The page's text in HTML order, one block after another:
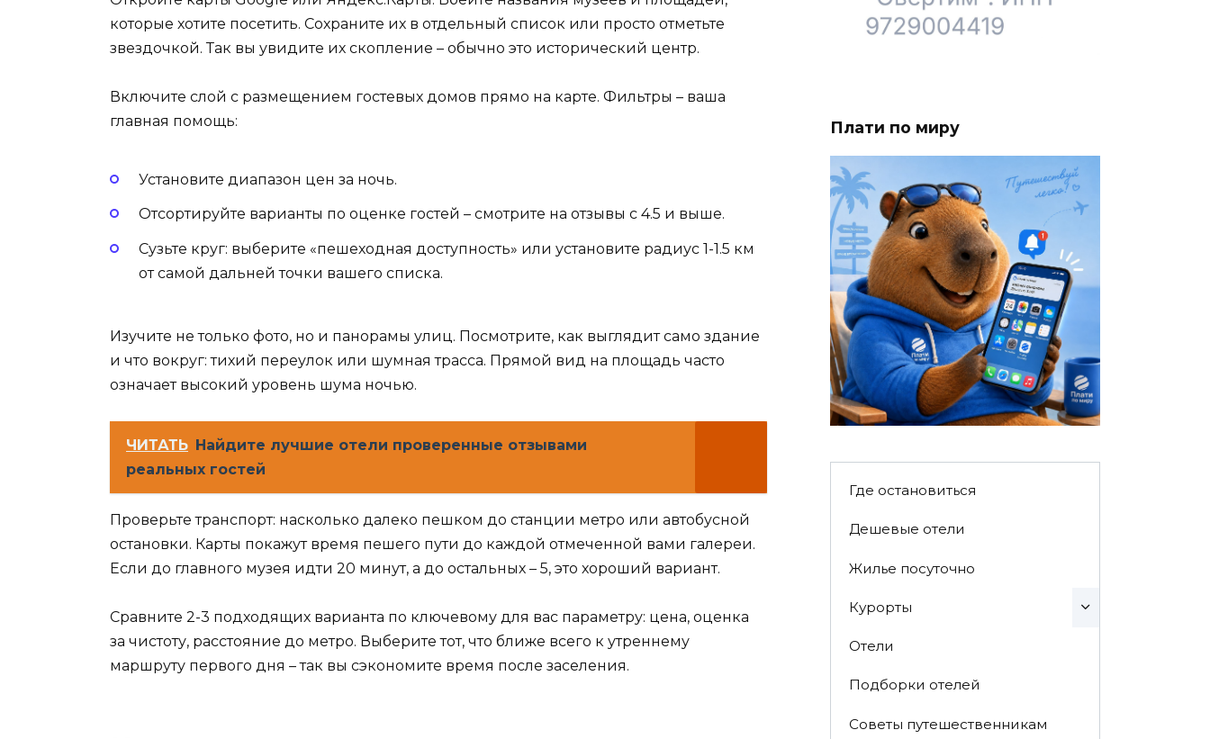
которые хотите посетить. Сохраните их в отдельный список или просто отметьте
звездочкой. Так вы увидите их скопление – обычно это исторический центр.
Включите слой с размещением гостевых домов прямо на карте. Фильтры – ваша
главная помощь:
Установите диапазон цен за ночь.
Отсортируйте варианты по оценке гостей – смотрите на отзывы с 4.5 и выше.
Сузьте круг: выберите «пешеходная доступность» или установите радиус 1-1.5 км
от самой дальней точки вашего списка.
Изучите не только фото, но и панорамы улиц. Посмотрите, как выглядит само здание
и что вокруг: тихий переулок или шумная трасса. Прямой вид на площадь часто
означает высокий уровень шума ночью.
ЧИТАТЬ Найдите лучшие отели проверенные отзывами
реальных гостей
Проверьте транспорт: насколько далеко пешком до станции метро или автобусной
остановки. Карты покажут время пешего пути до каждой отмеченной вами галереи.
Если до главного музея идти 20 минут, а до остальных – 5, это хороший вариант.
Сравните 2-3 подходящих варианта по ключевому для вас параметру: цена, оценка
за чистоту, расстояние до метро. Выберите тот, что ближе всего к утреннему
маршруту первого дня – так вы сэкономите время после заселения.
Плати по миру
Где остановиться
Дешевые отели
Жилье посуточно
Курорты
Отели
Подборки отелей
Советы путешественникам